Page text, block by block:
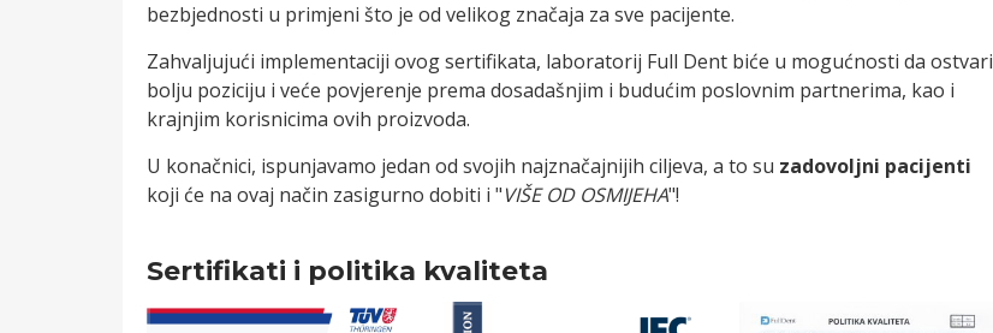
bezbjednosti u primjeni što je od velikog značaja za sve pacijente.
Zahvaljujući implementaciji ovog sertifikata, laboratorij Full Dent biće u mogućnosti da ostvari
bolju poziciju i veće povjerenje prema dosadašnjim i budućim poslovnim partnerima, kao i
krajnjim korisnicima ovih proizvoda.
U konačnici, ispunjavamo jedan od svojih najznačajnijih ciljeva, a to su zadovoljni pacijenti
koji će na ovaj način zasigurno dobiti i "VIŠE OD OSMIJEHA"!
Sertifikati i politika kvaliteta